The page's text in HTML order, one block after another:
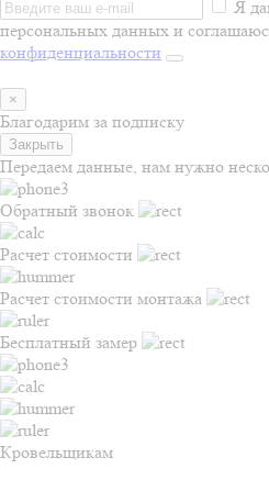
Я
персональных данных и
конфиденциальности
×
Благодарим за подписку
Закрыть
Передаем данные, нам нужно
Обратный звонок
Расчет стоимости
Расчет стоимости монтажа
Бесплатный замер
Кровельщикам